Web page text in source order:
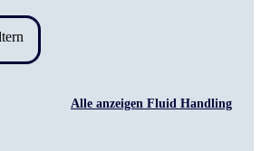
Alle anzeigen Fluid Handling